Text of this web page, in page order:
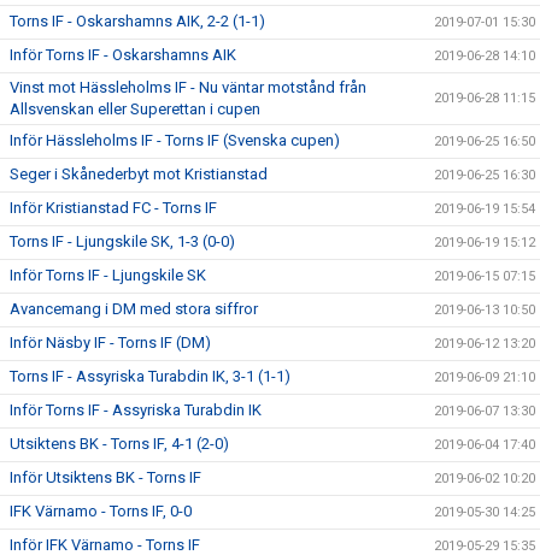
Torns IF - Oskarshamns AIK, 2-2 (1-1) 2019-07-01 15:30
Inför Torns IF - Oskarshamns AIK 2019-06-28 14:10
Vinst mot Hässleholms IF - Nu väntar motstånd från
Allsvenskan eller Superettan i cupen
2019-06-28 11:15
Inför Hässleholms IF - Torns IF (Svenska cupen) 2019-06-25 16:50
Seger i Skånederbyt mot Kristianstad 2019-06-25 16:30
Inför Kristianstad FC - Torns IF 2019-06-19 15:54
Torns IF - Ljungskile SK, 1-3 (0-0) 2019-06-19 15:12
Inför Torns IF - Ljungskile SK 2019-06-15 07:15
Avancemang i DM med stora siffror 2019-06-13 10:50
Inför Näsby IF - Torns IF (DM) 2019-06-12 13:20
Torns IF - Assyriska Turabdin IK, 3-1 (1-1) 2019-06-09 21:10
Inför Torns IF - Assyriska Turabdin IK 2019-06-07 13:30
Utsiktens BK - Torns IF, 4-1 (2-0) 2019-06-04 17:40
Inför Utsiktens BK - Torns IF 2019-06-02 10:20
IFK Värnamo - Torns IF, 0-0 2019-05-30 14:25
Inför IFK Värnamo - Torns IF 2019-05-29 15:35